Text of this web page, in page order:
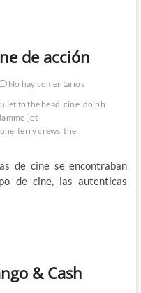
de acción
No hay comentarios
to the head cine dolph
jet
terry crews the
de cine se encontraban
de cine, las autenticas
& Cash